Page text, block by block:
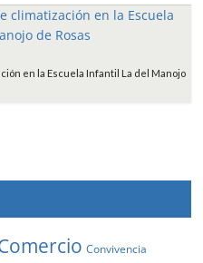
en la Escuela Infantil La del Manojo
Convivencia